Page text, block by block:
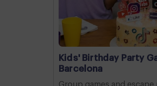
Kids' Birthday Party
Barcelona